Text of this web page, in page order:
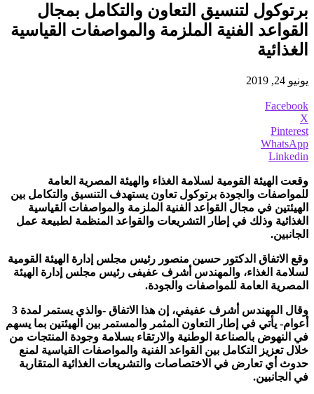
برتوكول لتنسيق التعاون والتكامل بمجال
القواعد الفنية الملزمة والمواصفات القياسية
الغذائية
يونيو 24, 2019
Facebook
X
Pinterest
WhatsApp
Linkedin
وقعت الهيئة القومية لسلامة الغذاء والهيئة المصرية العامة
للمواصفات والجودة برتوكول تعاون يستهدف التنسيق والتكامل بين
الهيئتين في مجال القواعد الفنية الملزمة والمواصفات القياسية
الغذائية وذلك في إطار التشريعات والقواعد المنظمة لطبيعة عمل
الجانبين.
وقع الاتفاق الدكتور حسين منصور رئيس مجلس إدارة الهيئة القومية
لسلامة الغذاء، والمهندس أشرف عفيفى رئيس مجلس إدارة الهيئة
المصرية العامة للمواصفات والجودة.
وقال المهندس أشرف عفيفي، إن هذا الاتفاق -والذي يستمر لمدة 3
أعوام- يأتي في إطار التعاون المثمر والمستمر بين الهيئتين بما يسهم
في النهوض بالصناعة الوطنية والارتقاء بسلامة وجودة المنتجات من
خلال تعزيز التكامل بين القواعد الفنية والمواصفات القياسية لمنع
حدوث أي تعارض في الاختصاصات والتشريعات الغذائية المتقاربة
في الجانبين.